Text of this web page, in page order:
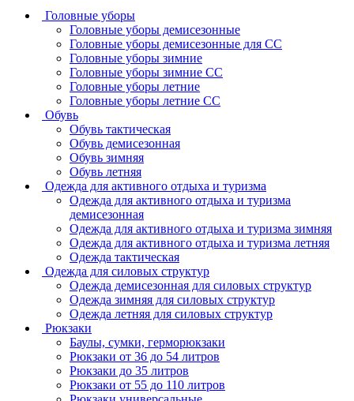
Головные уборы
Головные уборы демисезонные
Головные уборы демисезонные для СС
Головные уборы зимние
Головные уборы зимние СС
Головные уборы летние
Головные уборы летние СС
Обувь
Обувь тактическая
Обувь демисезонная
Обувь зимняя
Обувь летняя
Одежда для активного отдыха и туризма
Одежда для активного отдыха и туризма
демисезонная
Одежда для активного отдыха и туризма зимняя
Одежда для активного отдыха и туризма летняя
Одежда тактическая
Одежда для силовых структур
Одежда демисезонная для силовых структур
Одежда зимняя для силовых структур
Одежда летняя для силовых структур
Рюкзаки
Баулы, сумки, герморюкзаки
Рюкзаки от 36 до 54 литров
Рюкзаки до 35 литров
Рюкзаки от 55 до 110 литров